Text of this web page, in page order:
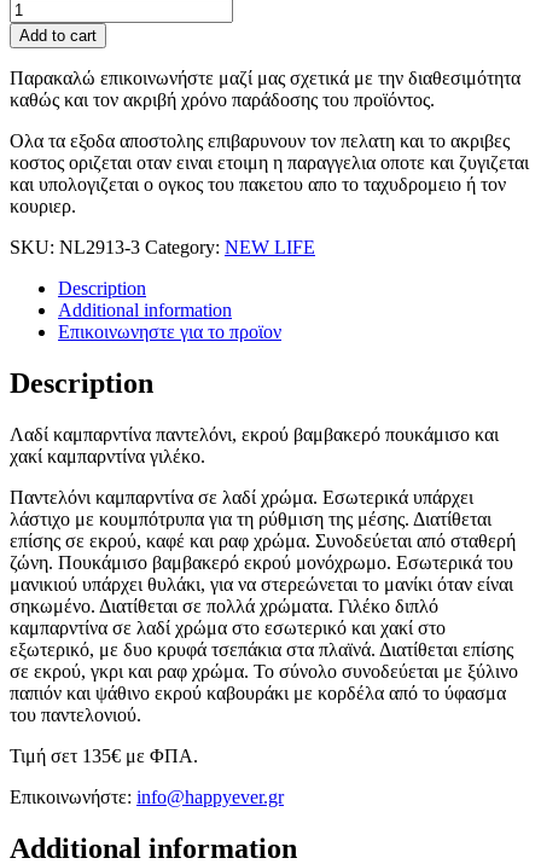
Add to cart
Παρακαλώ επικοινωνήστε μαζί μας σχετικά με την διαθεσιμότητα
καθώς και τον ακριβή χρόνο παράδοσης του προϊόντος.
Ολα τα εξοδα αποστολης επιβαρυνουν τον πελατη και το ακριβες
κοστος οριζεται οταν ειναι ετοιμη η παραγγελια οποτε και ζυγιζεται
και υπολογιζεται ο ογκος του πακετου απο το ταχυδρομειο ή τον
κουριερ.
SKU: NL2913-3 Category: NEW LIFE
Description
Additional information
Επικοινωνηστε για το προϊoν
Description
Λαδί καμπαρντίνα παντελόνι, εκρού βαμβακερό πουκάμισο και
χακί καμπαρντίνα γιλέκο.
Παντελόνι καμπαρντίνα σε λαδί χρώμα. Εσωτερικά υπάρχει
λάστιχο με κουμπότρυπα για τη ρύθμιση της μέσης. Διατίθεται
επίσης σε εκρού, καφέ και ραφ χρώμα. Συνοδεύεται από σταθερή
ζώνη. Πουκάμισο βαμβακερό εκρού μονόχρωμο. Εσωτερικά του
μανικιού υπάρχει θυλάκι, για να στερεώνεται το μανίκι όταν είναι
σηκωμένο. Διατίθεται σε πολλά χρώματα. Γιλέκο διπλό
καμπαρντίνα σε λαδί χρώμα στο εσωτερικό και χακί στο
εξωτερικό, με δυο κρυφά τσεπάκια στα πλαϊνά. Διατίθεται επίσης
σε εκρού, γκρι και ραφ χρώμα. Το σύνολο συνοδεύεται με ξύλινο
παπιόν και ψάθινο εκρού καβουράκι με κορδέλα από το ύφασμα
του παντελονιού.
Τιμή σετ 135€ με ΦΠΑ.
Επικοινωνήστε: info@happyever.gr
Additional information